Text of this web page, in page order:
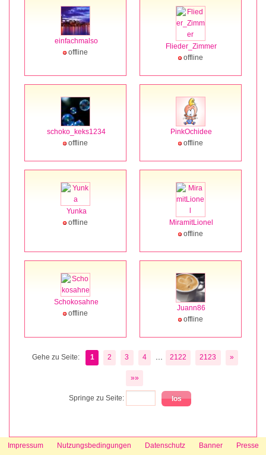
einfachmalso
offline
Flieder_Zimmer
offline
schoko_keks1234
offline
PinkOchidee
offline
Yunka
offline
MiramitLionel
offline
Schokosahne
offline
Juann86
offline
Gehe zu Seite: 1 2 3 4 ... 2122 2123 »
»»
Springe zu Seite:
Impressum Nutzungsbedingungen Datenschutz Banner Presse